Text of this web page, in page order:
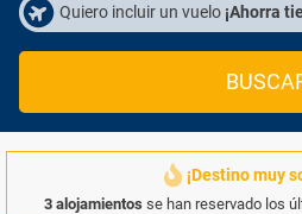
Quiero incluir un vuelo ¡Ahorra
¡Destino muy
3 alojamientos se han reservado los